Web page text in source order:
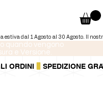
quando vengono
e Versione.
ORDINI